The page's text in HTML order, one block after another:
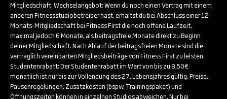
Mitgliedschaft. Wechselangebot: Wenn du noch einen Vertrag mit einem
anderen Fitnessstudiobetreiber hast, erhältst du bei Abschluss einer 12-
Monats-Mitgliedschaft bei Fitness First die noch offene Laufzeit,
maximal jedoch 6 Monate, als beitragsfreie Monate direkt zu Beginn
deiner Mitgliedschaft. Nach Ablauf der beitragsfreien Monate sind die
vertraglich vereinbarten Mitgliedsbeiträge von Fitness First zu leisten.
Studentenrabatt: Der Studentenrabatt im Wert von bis zu 8,50€
monatlich ist nur bis zur Vollendung des 27. Lebensjahres gültig. Preise,
Pausenregelungen, Zusatzkosten (bspw. Trainingspaket) und
Öffnungszeiten können in einzelnen Studios abweichen. Nur bei